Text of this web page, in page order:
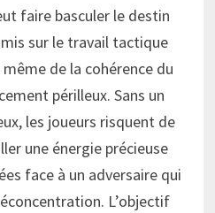
faire basculer le destin
mis sur le travail tactique
de la cohérence du
périlleux. Sans un
les joueurs risquent de
une énergie précieuse
face à un adversaire qui
L’objectif